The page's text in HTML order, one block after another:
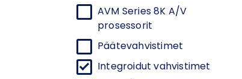
AVM Series 8K A/V
prosessorit
Päätevahvistimet
Integroidut vahvistimet